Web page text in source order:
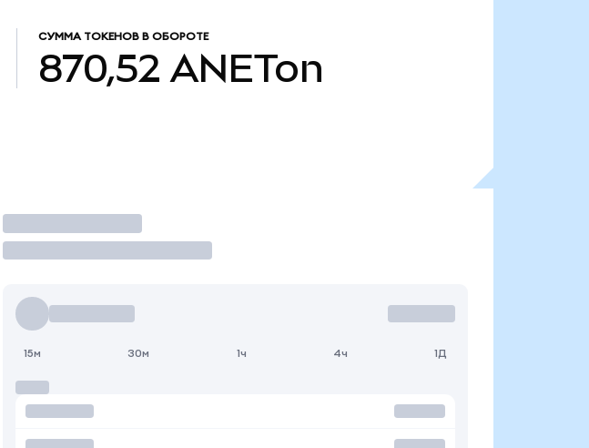
СУММА ТОКЕНОВ В ОБОРОТЕ
870,52 ANETon
Торговать
15м 30м 1ч 4ч 1Д